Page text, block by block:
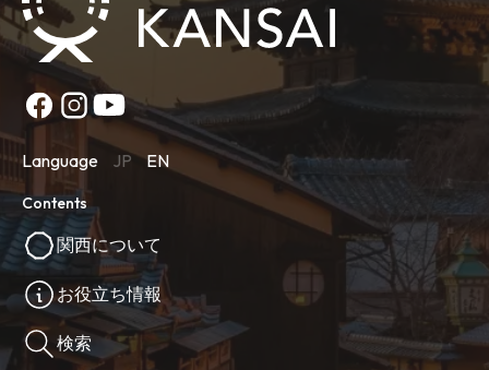
Language JP EN
Contents
関西について
お役立ち情報
検索